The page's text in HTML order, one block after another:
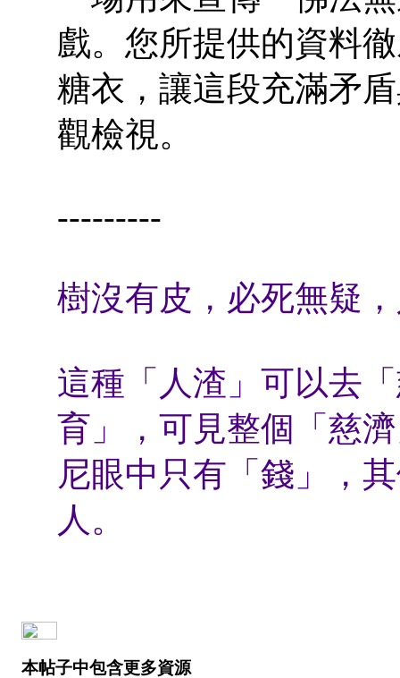
戲。您所提供的資料
糖衣，讓這段充滿矛
觀檢視。
---------
樹沒有皮，必死無疑
這種「人渣」可以去
育」，可見整個「慈
尼眼中只有「錢」，
人。
本帖子中包含更多資源